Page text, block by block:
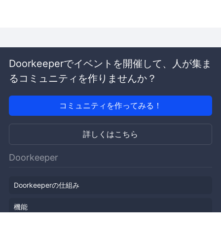
Doorkeeperでイベントを開催して、人が集ま
るコミュニティを作りませんか？
コミュニティを作ってみる！
詳しくはこちら
Doorkeeper
Doorkeeperの仕組み
機能